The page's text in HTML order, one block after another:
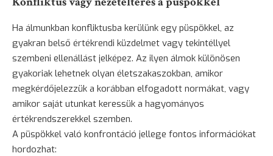
Ha álmunkban konfliktusba kerülünk egy püspökkel, az
gyakran belső értékrendi küzdelmet vagy tekintéllyel
szembeni ellenállást jelképez. Az ilyen álmok különösen
gyakoriak lehetnek olyan életszakaszokban, amikor
megkérdőjelezzük a korábban elfogadott normákat, vagy
amikor saját utunkat keressük a hagyományos
értékrendszerekkel szemben.
A püspökkel való konfrontáció jellege fontos információkat
hordozhat: